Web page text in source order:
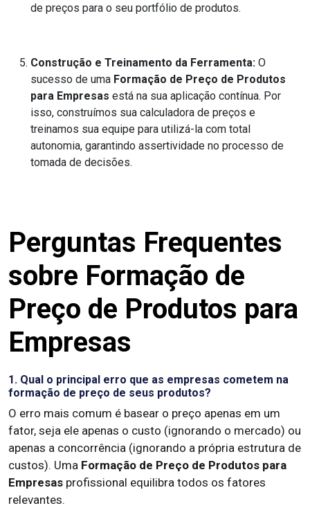
de preços para o seu portfólio de produtos.
Construção e Treinamento da Ferramenta: O
sucesso de uma Formação de Preço de Produtos
para Empresas está na sua aplicação contínua. Por
isso, construímos sua calculadora de preços e
treinamos sua equipe para utilizá-la com total
autonomia, garantindo assertividade no processo de
tomada de decisões.
Perguntas Frequentes
sobre Formação de
Preço de Produtos para
Empresas
1. Qual o principal erro que as empresas cometem na
formação de preço de seus produtos?
O erro mais comum é basear o preço apenas em um
fator, seja ele apenas o custo (ignorando o mercado) ou
apenas a concorrência (ignorando a própria estrutura de
custos). Uma Formação de Preço de Produtos para
Empresas profissional equilibra todos os fatores
relevantes.